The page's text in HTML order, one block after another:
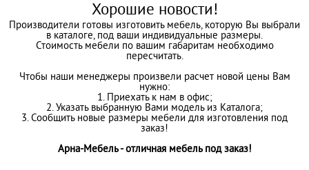
Хорошие новости!
Производители готовы изготовить мебель, которую Вы выбрали
в каталоге, под ваши индивидуальные размеры.
Стоимость мебели по вашим габаритам необходимо
пересчитать.
Чтобы наши менеджеры произвели расчет новой цены Вам
нужно:
1. Приехать к нам в офис;
2. Указать выбранную Вами модель из Каталога;
3. Сообщить новые размеры мебели для изготовления под
заказ!
Арна-Мебель - отличная мебель под заказ!